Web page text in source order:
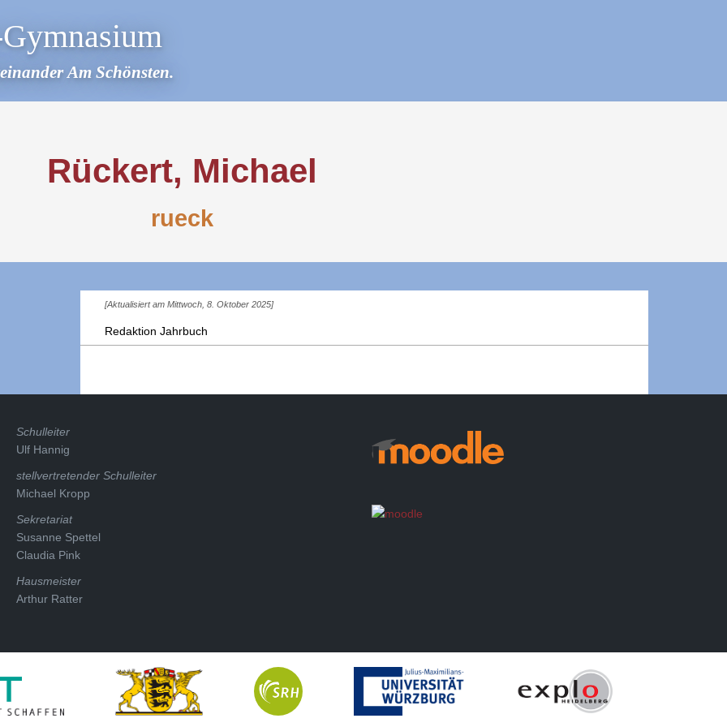
Am Schönsten.
Rückert, Michael
rueck
[Aktualisiert am Mittwoch, 8. Oktober 2025]
Redaktion Jahrbuch
Schulleiter
Ulf Hannig
stellvertretender Schulleiter
Michael Kropp
Sekretariat
Susanne Spettel
Claudia Pink
Hausmeister
Arthur Ratter